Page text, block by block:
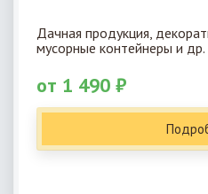
Дачная продукция,
мусорные контейнеры и др.
от 1 490 ₽